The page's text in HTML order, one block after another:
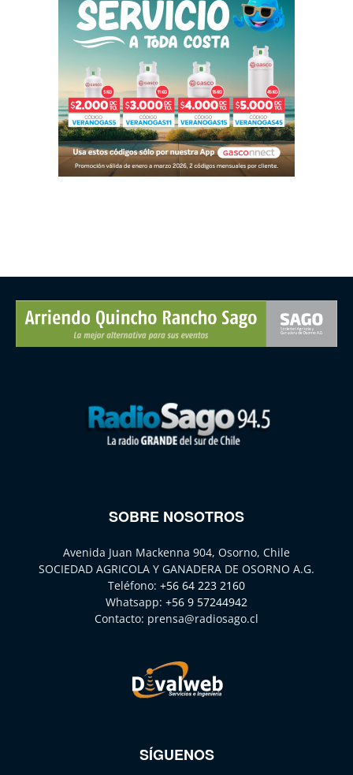
SOBRE NOSOTROS
Avenida Juan Mackenna 904, Osorno, Chile
SOCIEDAD AGRICOLA Y GANADERA DE OSORNO A.G.
Teléfono: +56 64 223 2160
Whatsapp: +56 9 57244942
Contacto: prensa@radiosago.cl
SÍGUENOS